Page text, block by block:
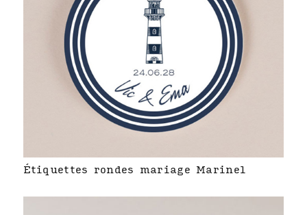
Étiquettes rondes mariage Marinel